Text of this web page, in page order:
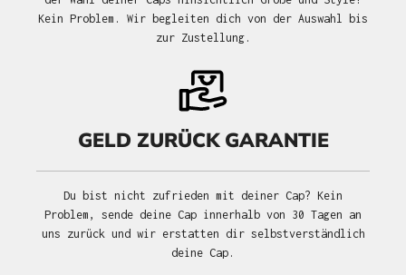
Kein Problem. Wir begleiten dich von der Auswahl bis
zur Zustellung.
GELD ZURÜCK GARANTIE
Du bist nicht zufrieden mit deiner Cap? Kein
Problem, sende deine Cap innerhalb von 30 Tagen an
uns zurück und wir erstatten dir selbstverständlich
deine Cap.